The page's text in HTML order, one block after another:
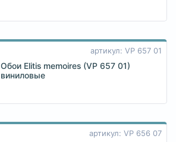
артикул: VP 657 01
Обои Elitis memoires (VP 657 01)
виниловые
артикул: VP 656 07